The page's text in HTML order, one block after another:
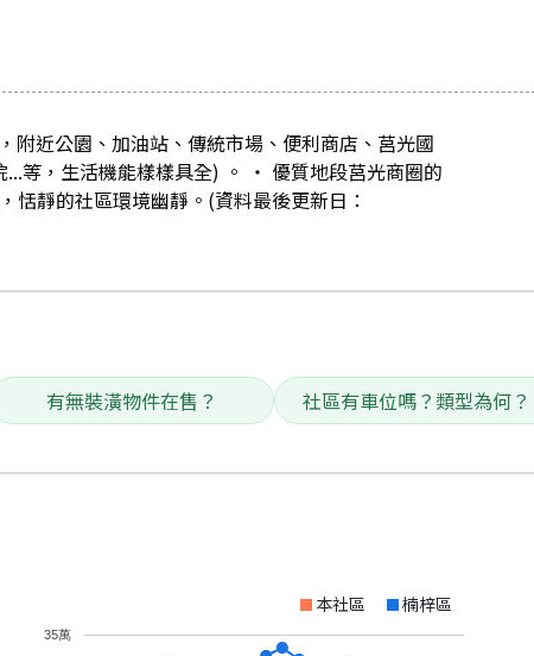
附近公園、加油站、傳統市場、便利商店、莒光國
等，生活機能樣樣具全) 。 ‧ 優質地段莒光商圈的
靜的社區環境幽靜。(資料最後更新日：
有無裝潢物件在售？ 社區有車位嗎？類型為何？
本社區 楠梓區
35萬